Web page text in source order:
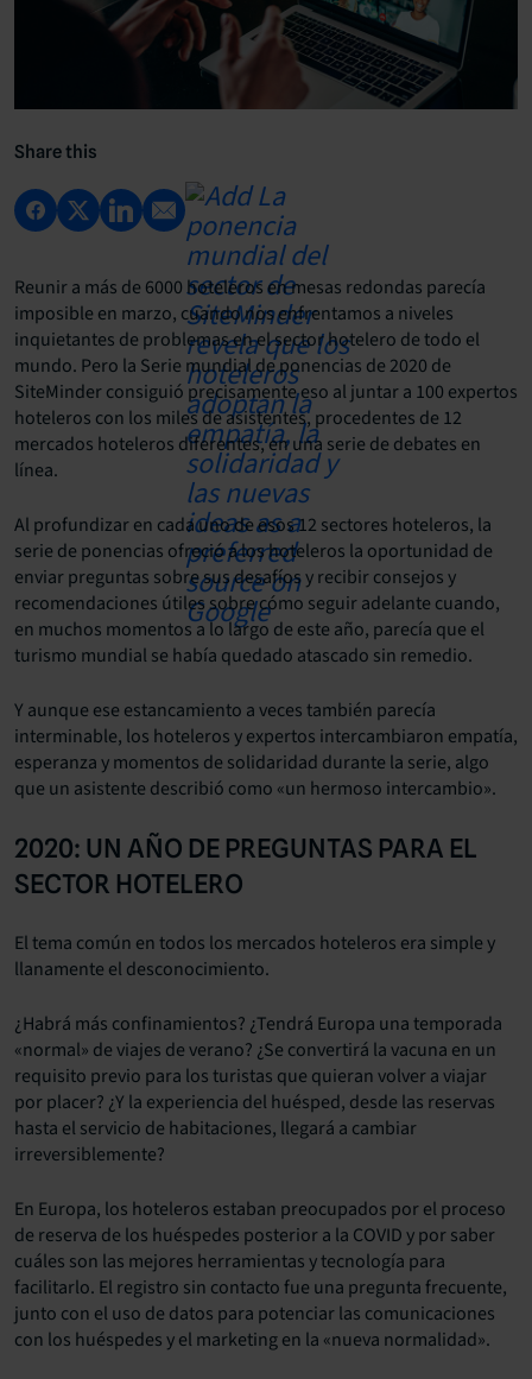
Share this
Reunir a más de 6000 hoteleros en mesas redondas parecía
imposible en marzo, cuando nos enfrentamos a niveles
inquietantes de problemas en el sector hotelero de todo el
mundo. Pero la Serie mundial de ponencias de 2020 de
SiteMinder consiguió precisamente eso al juntar a 100 expertos
hoteleros con los miles de asistentes, procedentes de 12
mercados hoteleros diferentes, en una serie de debates en
línea.
Al profundizar en cada uno de esos 12 sectores hoteleros, la
serie de ponencias ofreció a los hoteleros la oportunidad de
enviar preguntas sobre sus desafíos y recibir consejos y
recomendaciones útiles sobre cómo seguir adelante cuando,
en muchos momentos a lo largo de este año, parecía que el
turismo mundial se había quedado atascado sin remedio.
Y aunque ese estancamiento a veces también parecía
interminable, los hoteleros y expertos intercambiaron empatía,
esperanza y momentos de solidaridad durante la serie, algo
que un asistente describió como «un hermoso intercambio».
2020: UN AÑO DE PREGUNTAS PARA EL
SECTOR HOTELERO
El tema común en todos los mercados hoteleros era simple y
llanamente el desconocimiento.
¿Habrá más confinamientos? ¿Tendrá Europa una temporada
«normal» de viajes de verano? ¿Se convertirá la vacuna en un
requisito previo para los turistas que quieran volver a viajar
por placer? ¿Y la experiencia del huésped, desde las reservas
hasta el servicio de habitaciones, llegará a cambiar
irreversiblemente?
En Europa, los hoteleros estaban preocupados por el proceso
de reserva de los huéspedes posterior a la COVID y por saber
cuáles son las mejores herramientas y tecnología para
facilitarlo. El registro sin contacto fue una pregunta frecuente,
junto con el uso de datos para potenciar las comunicaciones
con los huéspedes y el marketing en la «nueva normalidad».